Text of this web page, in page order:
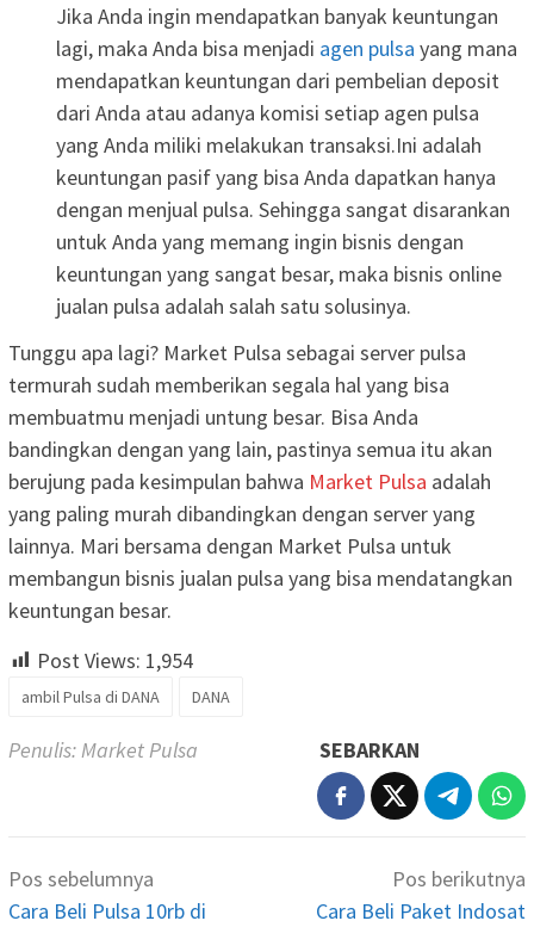
Jika Anda ingin mendapatkan banyak keuntungan
lagi, maka Anda bisa menjadi agen pulsa yang mana
mendapatkan keuntungan dari pembelian deposit
dari Anda atau adanya komisi setiap agen pulsa
yang Anda miliki melakukan transaksi.Ini adalah
keuntungan pasif yang bisa Anda dapatkan hanya
dengan menjual pulsa. Sehingga sangat disarankan
untuk Anda yang memang ingin bisnis dengan
keuntungan yang sangat besar, maka bisnis online
jualan pulsa adalah salah satu solusinya.
Tunggu apa lagi? Market Pulsa sebagai server pulsa
termurah sudah memberikan segala hal yang bisa
membuatmu menjadi untung besar. Bisa Anda
bandingkan dengan yang lain, pastinya semua itu akan
berujung pada kesimpulan bahwa Market Pulsa adalah
yang paling murah dibandingkan dengan server yang
lainnya. Mari bersama dengan Market Pulsa untuk
membangun bisnis jualan pulsa yang bisa mendatangkan
keuntungan besar.
Post Views: 1,954
ambil Pulsa di DANA DANA
Penulis: Market Pulsa SEBARKAN
Navigasi
pos
Pos sebelumnya
Cara Beli Pulsa 10rb di
Pos berikutnya
Cara Beli Paket Indosat